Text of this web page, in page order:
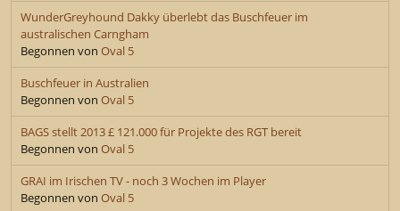
WunderGreyhound Dakky überlebt das Buschfeuer im
australischen Carngham
Begonnen von Oval 5
Buschfeuer in Australien
Begonnen von Oval 5
BAGS stellt 2013 £ 121.000 für Projekte des RGT bereit
Begonnen von Oval 5
GRAI im Irischen TV - noch 3 Wochen im Player
Begonnen von Oval 5